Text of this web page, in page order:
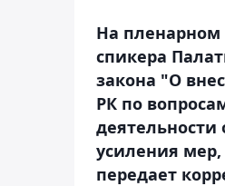
На пленарном
спикера
закона "О
РК по
деятельности
усиления
передает